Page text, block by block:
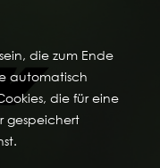
die zum Ende
automatisch
die für eine
gespeichert